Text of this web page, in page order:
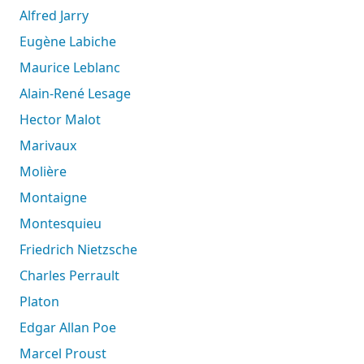
Alfred Jarry
Eugène Labiche
Maurice Leblanc
Alain-René Lesage
Hector Malot
Marivaux
Molière
Montaigne
Montesquieu
Friedrich Nietzsche
Charles Perrault
Platon
Edgar Allan Poe
Marcel Proust